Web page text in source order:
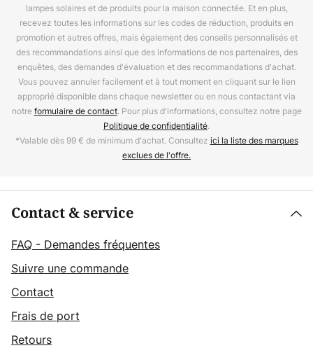
lampes solaires et de produits pour la maison connectée. Et en plus,
recevez toutes les informations sur les codes de réduction, produits en
promotion et autres offres, mais également des conseils personnalisés et
des recommandations ainsi que des informations de nos partenaires, des
enquêtes, des demandes d'évaluation et des recommandations d'achat.
Vous pouvez annuler facilement et à tout moment en cliquant sur le lien
approprié disponible dans chaque newsletter ou en nous contactant via
notreformulaire de contact. Pour plus d'informations, consultez notre page
Politique de confidentialité.
*Valable dès 99 € de minimum d'achat. Consultez ici la liste des marques
exclues de l'offre.
Contact & service
FAQ - Demandes fréquentes
Suivre une commande
Contact
Frais de port
Retours